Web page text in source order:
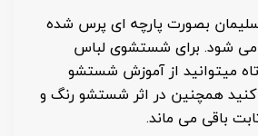
بصورت پارچه ای پرس شده
می شود. برای شستشوی لباس
میتوانید از آموزش شستشو
کنید همچنین در اثر شستشو رنگ و
باقی می ماند.